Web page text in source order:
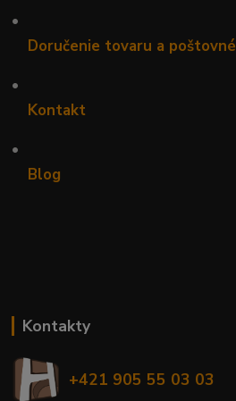
•
Doručenie tovaru a poštovné
•
Kontakt
•
Blog
Kontakty
+421 905 55 03 03